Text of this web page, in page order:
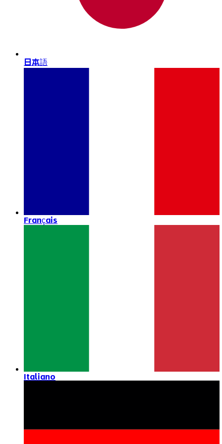
日本語
Français
Italiano